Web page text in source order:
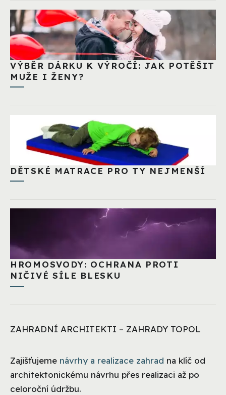
VÝBĚR DÁRKU K VÝROČÍ: JAK POTĚŠIT
MUŽE I ŽENY?
DĚTSKÉ MATRACE PRO TY NEJMENŠÍ
HROMOSVODY: OCHRANA PROTI
NIČIVÉ SÍLE BLESKU
ZAHRADNÍ ARCHITEKTI – ZAHRADY TOPOL
Zajišťujeme návrhy a realizace zahrad na klíč od
architektonickému návrhu přes realizaci až po
celoroční údržbu.